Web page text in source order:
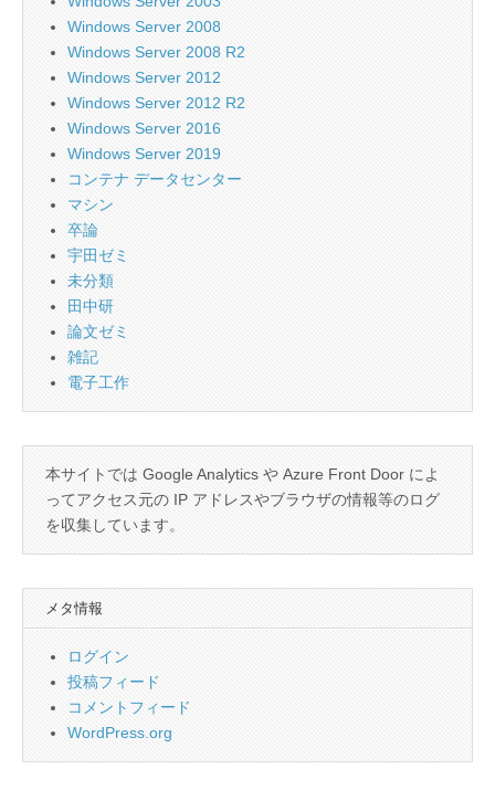
Windows Server 2008
Windows Server 2008 R2
Windows Server 2012
Windows Server 2012 R2
Windows Server 2016
Windows Server 2019
コンテナ データセンター
マシン
卒論
宇田ゼミ
未分類
田中研
論文ゼミ
雑記
電子工作
本サイトでは Google Analytics や Azure Front Door によ
ってアクセス元の IP アドレスやブラウザの情報等のログ
を収集しています。
メタ情報
ログイン
投稿フィード
コメントフィード
WordPress.org